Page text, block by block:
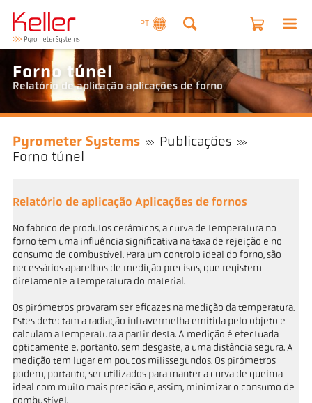
PT
Forno túnel
Relatório de aplicação aplicações de forno
Pyrometer Systems
Publicações
Forno túnel
Relatório de aplicação Aplicações de fornos
No fabrico de produtos cerâmicos, a curva de temperatura no
forno tem uma influência significativa na taxa de rejeição e no
consumo de combustível. Para um controlo ideal do forno, são
necessários aparelhos de medição precisos, que registem
diretamente a temperatura do material.
Os pirómetros provaram ser eficazes na medição da temperatura.
Estes detectam a radiação infravermelha emitida pelo objeto e
calculam a temperatura a partir desta. A medição é efectuada
opticamente e, portanto, sem desgaste, a uma distância segura. A
medição tem lugar em poucos milissegundos. Os pirómetros
podem, portanto, ser utilizados para manter a curva de queima
ideal com muito mais precisão e, assim, minimizar o consumo de